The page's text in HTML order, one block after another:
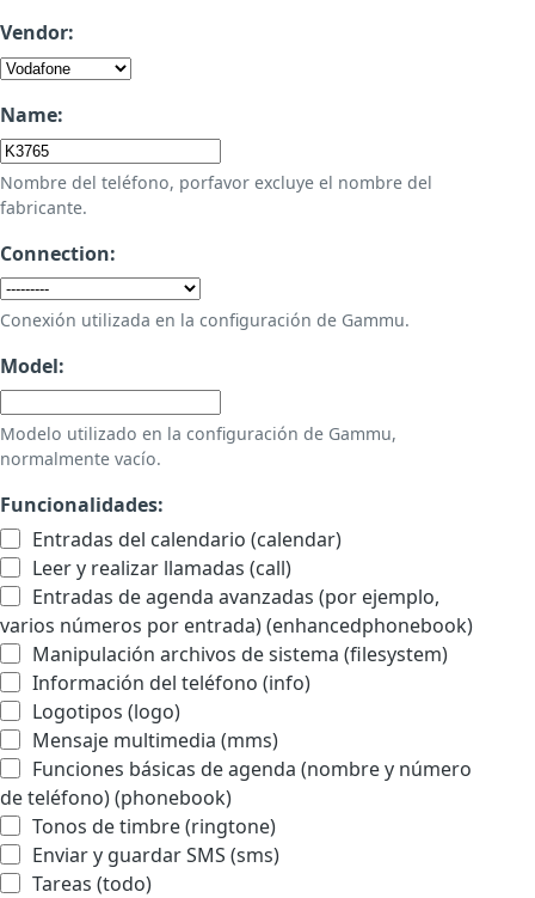
Vendor:
Name:
Nombre del teléfono, porfavor excluye el nombre del
fabricante.
Connection:
Conexión utilizada en la configuración de Gammu.
Model:
Modelo utilizado en la configuración de Gammu,
normalmente vacío.
Funcionalidades:
Entradas del calendario (calendar)
Leer y realizar llamadas (call)
Entradas de agenda avanzadas (por ejemplo,
varios números por entrada) (enhancedphonebook)
Manipulación archivos de sistema (filesystem)
Información del teléfono (info)
Logotipos (logo)
Mensaje multimedia (mms)
Funciones básicas de agenda (nombre y número
de teléfono) (phonebook)
Tonos de timbre (ringtone)
Enviar y guardar SMS (sms)
Tareas (todo)